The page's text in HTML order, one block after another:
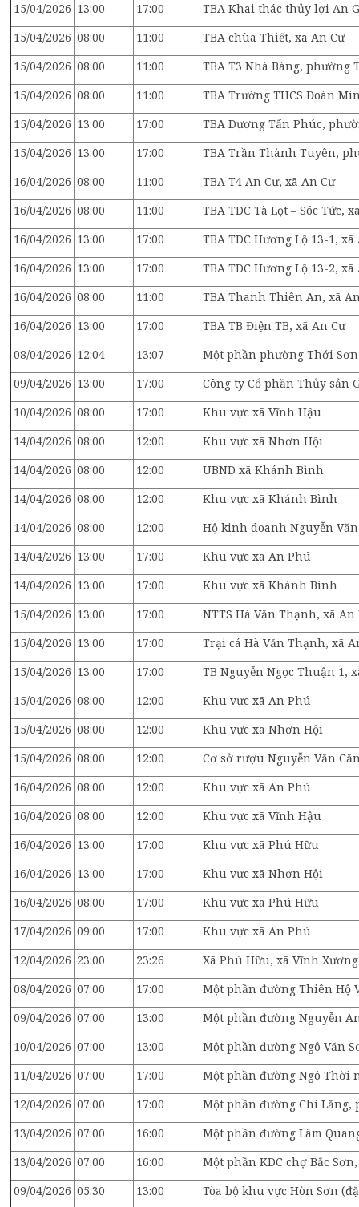
15/04/2026 13:00 17:00
TBA Khai thác thủy lợi An
15/04/2026 08:00 11:00
TBA chùa Thiết, xã An Cư
15/04/2026 08:00 11:00
TBA T3 Nhà Bàng, phường
15/04/2026 08:00 11:00
TBA Trường THCS Đoàn
15/04/2026 13:00 17:00
TBA Dương Tấn Phúc,
15/04/2026 13:00 17:00
TBA Trần Thành Tuyên,
16/04/2026 08:00 11:00
TBA T4 An Cư, xã An Cư
16/04/2026 08:00 11:00
TBA TDC Tà Lọt – Sóc Tức,
16/04/2026 13:00 17:00
TBA TDC Hương Lộ 13-1, xã
16/04/2026 13:00 17:00
TBA TDC Hương Lộ 13-2, xã
16/04/2026 08:00 11:00
TBA Thanh Thiên An, xã
16/04/2026 13:00 17:00
TBA TB Điện TB, xã An Cư
08/04/2026 12:04 13:07
Một phần phường Thới Sơn
09/04/2026 13:00 17:00
Công ty Cổ phần Thủy sản
10/04/2026 08:00 17:00
Khu vực xã Vĩnh Hậu
14/04/2026 08:00 12:00
Khu vực xã Nhơn Hội
14/04/2026 08:00 12:00
UBND xã Khánh Bình
14/04/2026 08:00 12:00
Khu vực xã Khánh Bình
14/04/2026 08:00 12:00
Hộ kinh doanh Nguyễn
14/04/2026 13:00 17:00
Khu vực xã An Phú
14/04/2026 13:00 17:00
Khu vực xã Khánh Bình
15/04/2026 13:00 17:00
NTTS Hà Văn Thạnh, xã An
15/04/2026 13:00 17:00
Trại cá Hà Văn Thạnh, xã
15/04/2026 13:00 17:00
TB Nguyễn Ngọc Thuận 1,
15/04/2026 08:00 12:00
Khu vực xã An Phú
15/04/2026 08:00 12:00
Khu vực xã Nhơn Hội
15/04/2026 08:00 12:00
Cơ sở rượu Nguyễn Văn
16/04/2026 08:00 12:00
Khu vực xã An Phú
16/04/2026 08:00 12:00
Khu vực xã Vĩnh Hậu
16/04/2026 13:00 17:00
Khu vực xã Phú Hữu
16/04/2026 13:00 17:00
Khu vực xã Nhơn Hội
16/04/2026 08:00 17:00
Khu vực xã Phú Hữu
17/04/2026 09:00 17:00
Khu vực xã An Phú
12/04/2026 23:00 23:26
Xã Phú Hữu, xã Vĩnh Xương
08/04/2026 07:00 17:00
Một phần đường Thiên Hộ
09/04/2026 07:00 13:00
Một phần đường Nguyễn
10/04/2026 07:00 13:00
Một phần đường Ngô Văn
11/04/2026 07:00 17:00
Một phần đường Ngô Thời
12/04/2026 07:00 17:00
Một phần đường Chi Lăng,
13/04/2026 07:00 16:00
Một phần đường Lâm
13/04/2026 07:00 16:00
Một phần KDC chợ Bắc
09/04/2026 05:30 13:00 Tòa bộ khu vực Hòn Sơn